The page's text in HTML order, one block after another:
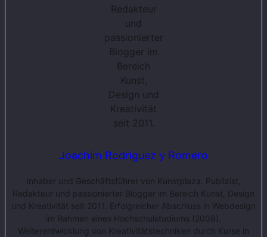
Joachim Rodriguez y Romero
Inhaber und Geschäftsführer von Kunstplaza. Publizist,
Redakteur und passionierter Blogger im Bereich Kunst, Design
und Kreativität seit 2011. Erfolgreicher Abschluss in Webdesign
im Rahmen eines Hochschulstudiums (2008).
Weiterentwicklung von Kreativitätstechniken durch Kurse in